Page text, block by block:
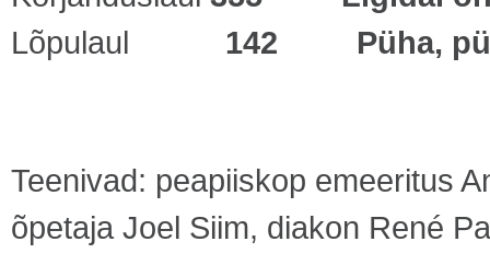
Lõpulaul 142 Püha,
Teenivad: peapiiskop emeeritus
õpetaja Joel Siim, diakon René